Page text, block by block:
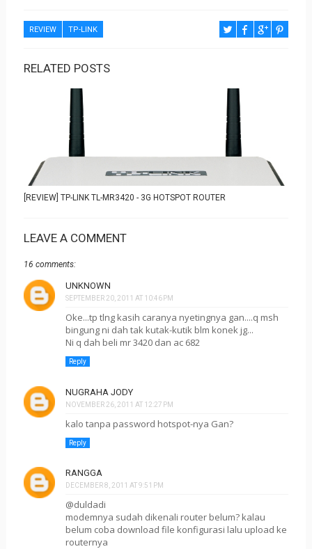
REVIEW TP-LINK
RELATED POSTS
[REVIEW] TP-LINK TL-MR3420 - 3G HOTSPOT ROUTER
LEAVE A COMMENT
16 comments:
UNKNOWN
SEPTEMBER 20, 2011 AT 10:46 PM
Oke...tp tlng kasih caranya nyetingnya gan....q msh
bingung ni dah tak kutak-kutik blm konek jg...
Ni q dah beli mr 3420 dan ac 682
Reply
NUGRAHA JODY
NOVEMBER 26, 2011 AT 12:27 PM
kalo tanpa password hotspot-nya Gan?
Reply
RANGGA
DECEMBER 8, 2011 AT 9:51 PM
@duldadi
modemnya sudah dikenali router belum? kalau
belum coba download file konfigurasi lalu upload ke
routernya